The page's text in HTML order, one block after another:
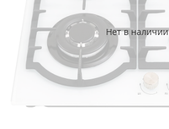
Нет в наличии